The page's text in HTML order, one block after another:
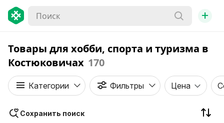
+
Товары для хобби, спорта и туризма в
Костюковичах 170
Категории Фильтры Цена
Сохранить поиск